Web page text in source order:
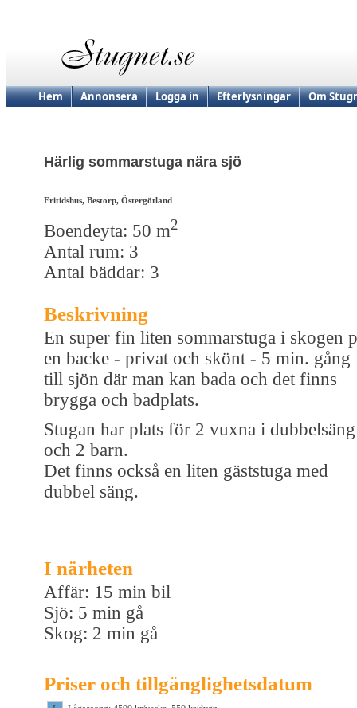
Hem Annonsera Logga in Efterlysningar Om
Härlig sommarstuga nära sjö
Fritidshus, Bestorp, Östergötland
Boendeyta: 50 m2
Antal rum: 3
Antal bäddar: 3
Beskrivning
En super fin liten sommarstuga i skogen
en backe - privat och skönt - 5 min. gång
till sjön där man kan bada och det finns
brygga och badplats.
Stugan har plats för 2 vuxna i dubbelsäng
och 2 barn.
Det finns också en liten gäststuga med
dubbel säng.
I närheten
Affär: 15 min bil
Sjö: 5 min gå
Skog: 2 min gå
Priser och tillgänglighetsdatum